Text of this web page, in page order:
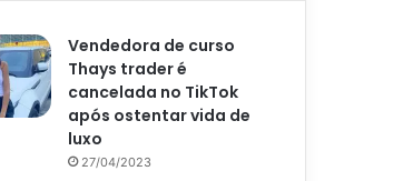
Vendedora de curso
Thays trader é
cancelada no TikTok
após ostentar vida de
luxo
27/04/2023